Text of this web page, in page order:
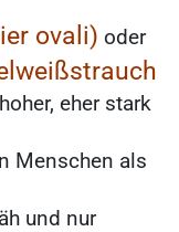
ovali) oder
eher stark
Menschen als
und nur